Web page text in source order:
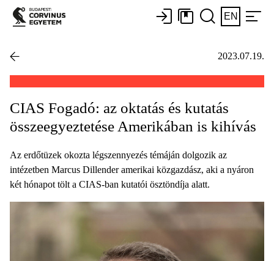
EN
2023.07.19.
CIAS Fogadó: az oktatás és kutatás
összeegyeztetése Amerikában is kihívás
Az erdőtüzek okozta légszennyezés témáján dolgozik az
intézetben Marcus Dillender amerikai közgazdász, aki a nyáron
két hónapot tölt a CIAS-ban kutatói ösztöndíja alatt.